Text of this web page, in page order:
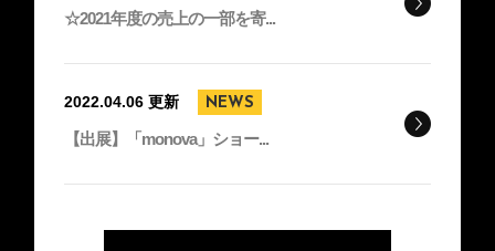
☆2021年度の売上の一部を寄...
2022.04.06 更新 NEWS
【出展】「monova」ショー...